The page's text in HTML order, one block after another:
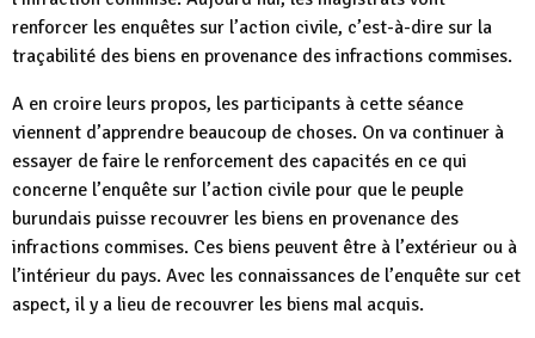
renforcer les enquêtes sur l’action civile, c’est-à-dire sur la
traçabilité des biens en provenance des infractions commises.
A en croire leurs propos, les participants à cette séance
viennent d’apprendre beaucoup de choses. On va continuer à
essayer de faire le renforcement des capacités en ce qui
concerne l’enquête sur l’action civile pour que le peuple
burundais puisse recouvrer les biens en provenance des
infractions commises. Ces biens peuvent être à l’extérieur ou à
l’intérieur du pays. Avec les connaissances de l’enquête sur cet
aspect, il y a lieu de recouvrer les biens mal acquis.